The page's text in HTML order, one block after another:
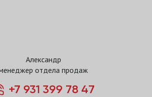
Александр
отдела продаж
+7 931 399 78 47